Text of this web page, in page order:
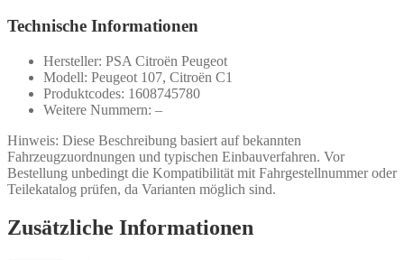
Technische Informationen
Hersteller: PSA Citroën Peugeot
Modell: Peugeot 107, Citroën C1
Produktcodes: 1608745780
Weitere Nummern: –
Hinweis: Diese Beschreibung basiert auf bekannten
Fahrzeugzuordnungen und typischen Einbauverfahren. Vor
Bestellung unbedingt die Kompatibilität mit Fahrgestellnummer oder
Teilekatalog prüfen, da Varianten möglich sind.
Zusätzliche Informationen